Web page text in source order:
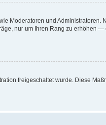
Moderatoren und Administratoren.
nur um Ihren Rang zu erhöhen
freigeschaltet wurde. Diese